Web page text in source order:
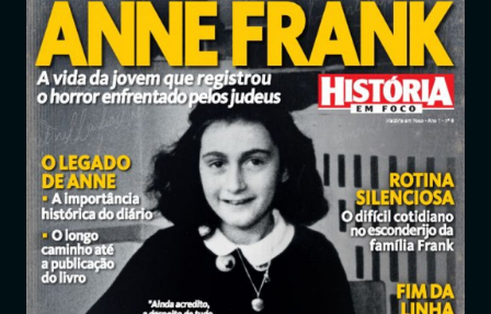
Início
Revistas
Jornais
Notícias